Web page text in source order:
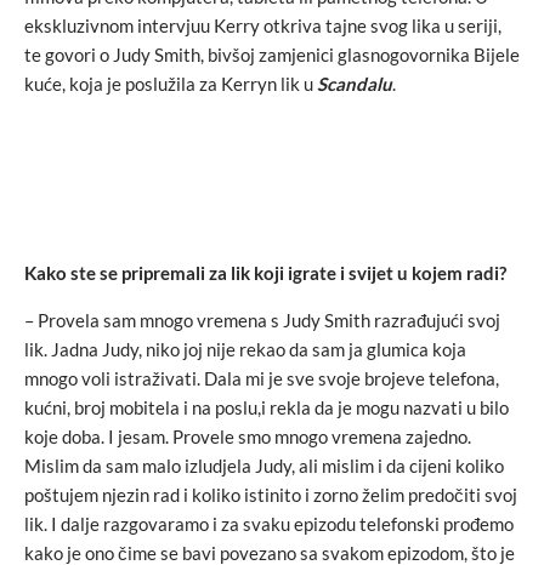
ekskluzivnom intervjuu Kerry otkriva tajne svog lika u seriji,
te govori o Judy Smith, bivšoj zamjenici glasnogovornika Bijele
kuće, koja je poslužila za Kerryn lik u Scandalu.
Kako ste se pripremali za lik koji igrate i svijet u kojem radi?
– Provela sam mnogo vremena s Judy Smith razrađujući svoj
lik. Jadna Judy, niko joj nije rekao da sam ja glumica koja
mnogo voli istraživati. Dala mi je sve svoje brojeve telefona,
kućni, broj mobitela i na poslu,i rekla da je mogu nazvati u bilo
koje doba. I jesam. Provele smo mnogo vremena zajedno.
Mislim da sam malo izludjela Judy, ali mislim i da cijeni koliko
poštujem njezin rad i koliko istinito i zorno želim predočiti svoj
lik. I dalje razgovaramo i za svaku epizodu telefonski prođemo
kako je ono čime se bavi povezano sa svakom epizodom, što je